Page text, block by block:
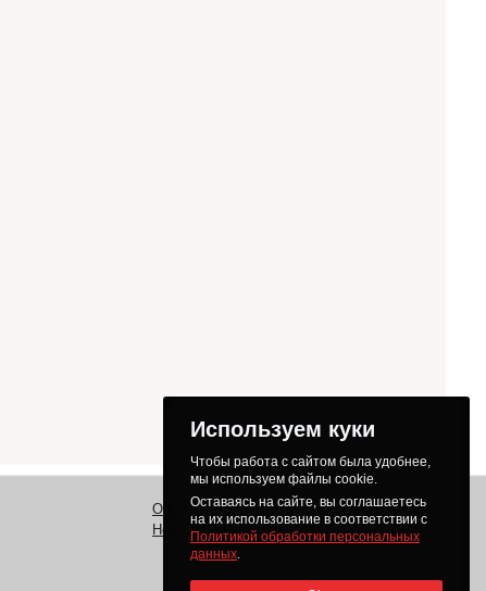
О нас
Новости
Заказ
Оплата
Как получить товар
Доставка
Используем куки
Чтобы работа с сайтом была удобнее,
мы используем файлы cookie.
Оставаясь на сайте, вы соглашаетесь
на их использование в соответствии с
Политикой обработки персональных
данных.